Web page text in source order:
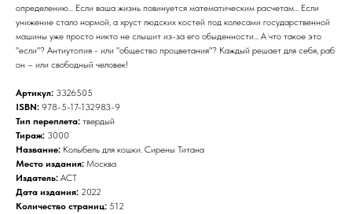
определению... Если ваша жизнь повинуется математическим расчетам... Если
унижение стало нормой, а хруст людских костей под колесами государственной
машины уже просто никто не слышит из-за его обыденности... А что такое это
"если"? Антиутопия - или "общество процветания"? Каждый решает для себя, раб
он – или свободный человек!
Артикул: 3326505
ISBN: 978-5-17-132983-9
Тип переплета: твердый
Тираж: 3000
Название: Колыбель для кошки. Сирены Титана
Место издания: Москва
Издатель: АСТ
Дата издания: 2022
Количество страниц: 512